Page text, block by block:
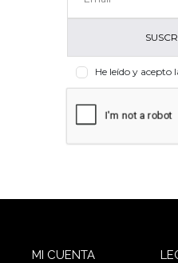
He leído y acepto
MI CUENTA